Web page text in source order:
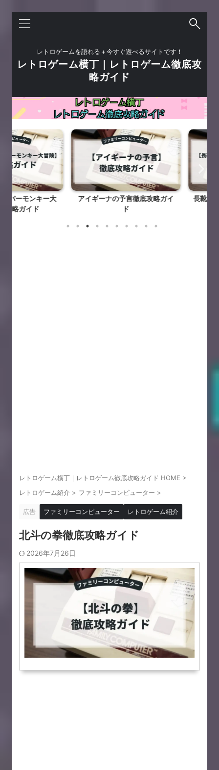
レトロゲームを語れる＋今すぐ遊べるサイトです！
レトロゲーム横丁｜レトロゲーム徹底攻
略ガイド
モンキー大
ガイド
アイギーナの予言徹底攻略ガイ
長靴をはい
レトロゲーム横丁｜レトロゲーム徹底攻略ガイド HOME >
レトロゲーム紹介 > ファミリーコンピューター >
広告 ファミリーコンピューター レトロゲーム紹介
北斗の拳徹底攻略ガイド
2026年7月26日